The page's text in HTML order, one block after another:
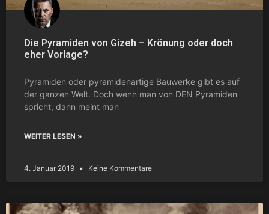
Die Pyramiden von Gizeh – Krönung oder doch
eher Vorlage?
Pyramiden oder pyramidenartige Bauwerke gibt es auf
der ganzen Welt. Doch wenn man von DEN Pyramiden
spricht, dann meint man
WEITER LESEN »
4. Januar 2019 Keine Kommentare